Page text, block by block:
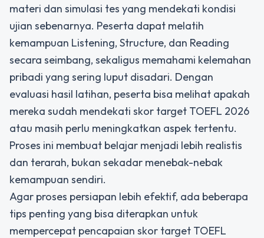
materi dan simulasi tes yang mendekati kondisi
ujian sebenarnya. Peserta dapat melatih
kemampuan Listening, Structure, dan Reading
secara seimbang, sekaligus memahami kelemahan
pribadi yang sering luput disadari. Dengan
evaluasi hasil latihan, peserta bisa melihat apakah
mereka sudah mendekati skor target TOEFL 2026
atau masih perlu meningkatkan aspek tertentu.
Proses ini membuat belajar menjadi lebih realistis
dan terarah, bukan sekadar menebak-nebak
kemampuan sendiri.
Agar proses persiapan lebih efektif, ada beberapa
tips penting yang bisa diterapkan untuk
mempercepat pencapaian skor target TOEFL